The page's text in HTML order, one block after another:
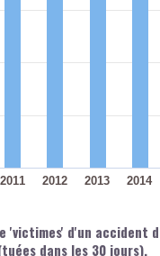
2011 2012 2013 2014
'victimes' d'un
dans les 30 jours).